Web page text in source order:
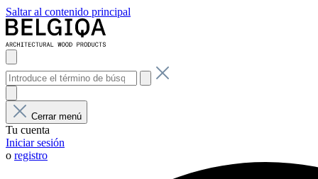
Saltar al contenido principal
Cerrar menú
Tu cuenta
Iniciar sesión
o registro